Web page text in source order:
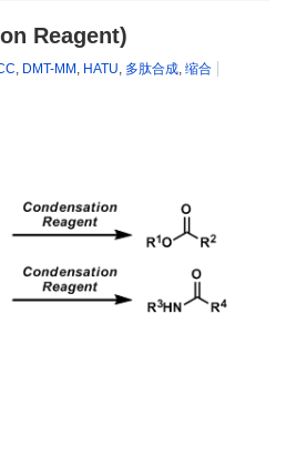
Reagent)
DMT-MM HATU 多肽合成 缩合